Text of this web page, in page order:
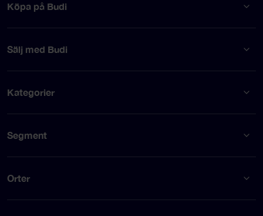
Köpa på Budi
Sälj med Budi
Kategorier
Segment
Orter